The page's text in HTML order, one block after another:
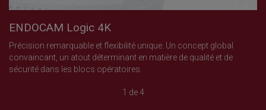
ENDOCAM Logic 4K
Précision remarquable et flexibilité unique. Un concept global
convaincant, un atout déterminant en matière de qualité et de
sécurité dans les blocs opératoires.
1 de 4